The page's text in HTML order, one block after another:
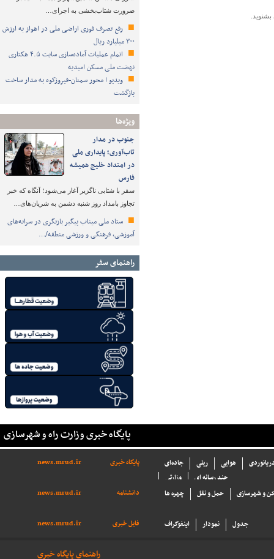
ضرورت شتاب‌بخشی به اجرای…
رفع تصرف فوری اراضی ملی در اهواز به ارزش
۳۰۰ میلیارد ریال
اتمام عملیات آماده‌سازی سایت ۴.۵ هکتاری
نهضت ملی مسکن امیدیه
ویدیو ا محور سمنان-فیروزکوه به مدار ساخت
بازگشت
ویژه‌ها
جنوب در مدار
تاب‌آوری؛ پایداری ملی
در امتداد خلیج همیشه
فارس
سفر با شتابی ناگزیر آغاز می‌شود؛ آنگاه که خبر
تجاوز بامداد روز شنبه دشمن به شریان‌های…
ستاد ملی میناب پیگیر بازنگری در سرانه‌های
آموزشی، فرهنگی و ورزشی منطقه/…
راهنمای سفر
پایگاه خبری وزارت راه و شهرسازی
پایگاه خبری news.mrud.ir جاده‌ای ریلی هوایی
وزارتی
چند رسانه ای
دانشنامه
news.mrud.ir چهره ها حمل و نقل و شهرسازی
فایل خبری news.mrud.ir اینفوگراف نمودار جدول
راهنمای پایگاه خبری